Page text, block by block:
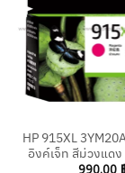
HP 915XL
อิงค์เจ็ท สีม่วงแด
990.00